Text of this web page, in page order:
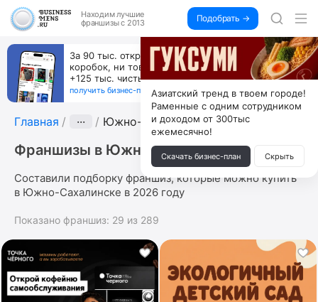
Находим лучшие
франшизы с 2013
Подобрать →
За 90 тыс. открой магазин на Авито, дома ни
коробок, ни товара, ни склада, зато каждый месяц
+125 тыс. чистыми
получить бизнес-план ↓
Главная ··· Южно-Сахалинск
Франшизы в Южно-Сахалинске
Составили подборку франшиз, которые можно купить
в Южно-Сахалинске в 2026 году
Показано франшиз: 29 из 289
Азиатский тренд в твоем городе!
Раменные с одним сотрудником
и доходом от 300тыс
ежемесячно!
Скачать бизнес-план Скрыть